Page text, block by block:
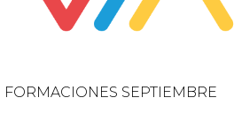
FORMACIONES SEPTIEMBRE